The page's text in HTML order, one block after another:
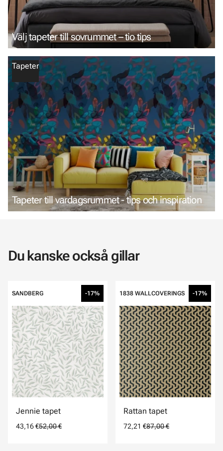
Välj tapeter till sovrummet – tio tips
Tapeter
Tapeter till vardagsrummet - tips och inspiration
Du kanske också gillar
SANDBERG -17%
Jennie tapet
43,16 €52,00 €
1838 WALLCOVERINGS -17%
Rattan tapet
72,21 €87,00 €